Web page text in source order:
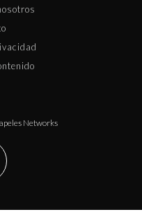
Networks